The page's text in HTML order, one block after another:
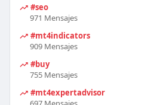
#seo
971 Mensajes
#mt4indicators
909 Mensajes
#buy
755 Mensajes
#mt4expertadvisor